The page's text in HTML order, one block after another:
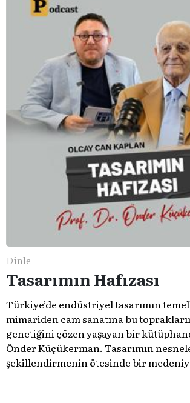
Dinle
Tasarımın Hafızası
Türkiye’de endüstriyel tasarımın
mimariden cam sanatına bu
genetiğini çözen yaşayan bir
Önder Küçükerman. ​Tasarımın
şekillendirmenin ötesinde bir